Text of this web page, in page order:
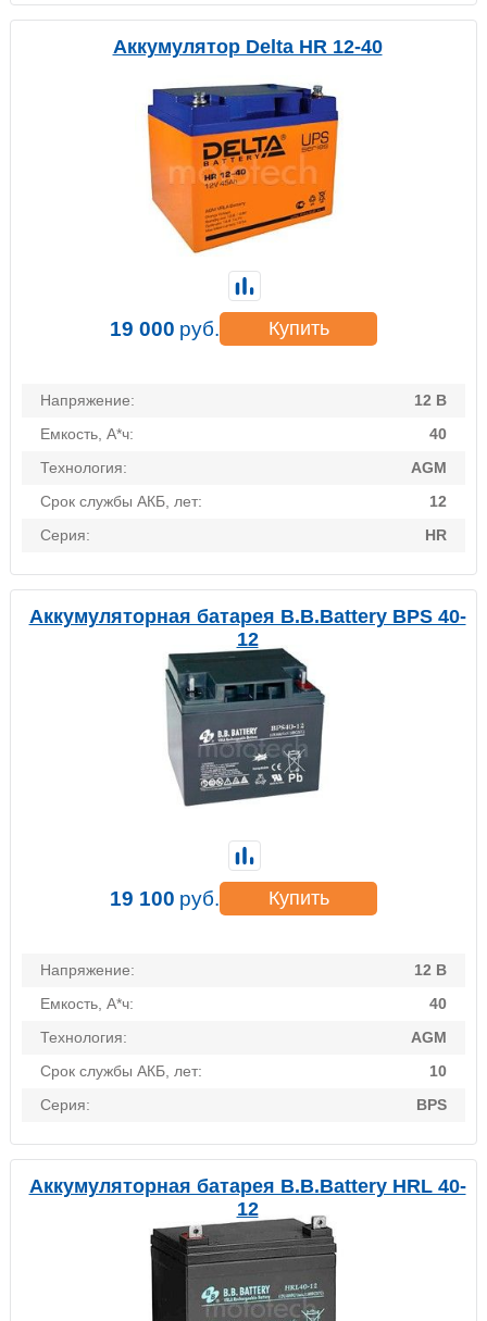
Аккумулятор Delta HR 12-40
Напряжение:
12 В
Емкость, А*ч:
40
Технология:
AGM
Срок службы АКБ, лет:
12
Серия:
HR
19 000 руб. Купить
Аккумуляторная батарея B.B.Battery BPS 40-
12
Напряжение:
12 В
Емкость, А*ч:
40
Технология:
AGM
Срок службы АКБ, лет:
10
Серия:
BPS
19 100 руб. Купить
Аккумуляторная батарея B.B.Battery HRL 40-
12